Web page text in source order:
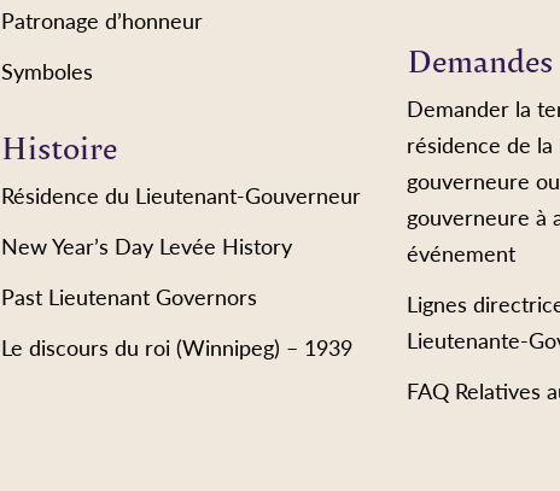
Patronage d’honneur
Symboles
Histoire
Résidence du Lieutenant-Gouverneur
New Year’s Day Levée History
Past Lieutenant Governors
Le discours du roi (Winnipeg) – 1939
Demandes
Demander la
résidence de
gouverneure
gouverneure à
événement
Lignes
Lieutenante-
FAQ Relatives